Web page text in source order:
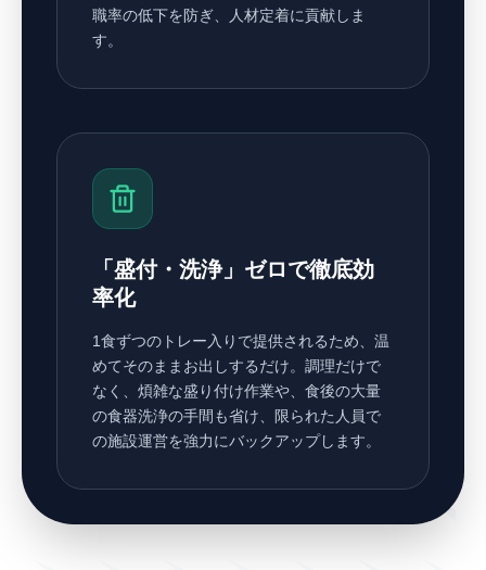
職率の低下を防ぎ、人材定着に貢献しま
す。
「盛付・洗浄」ゼロで徹底効
率化
1食ずつのトレー入りで提供されるため、温
めてそのままお出しするだけ。調理だけで
なく、煩雑な盛り付け作業や、食後の大量
の食器洗浄の手間も省け、限られた人員で
の施設運営を強力にバックアップします。